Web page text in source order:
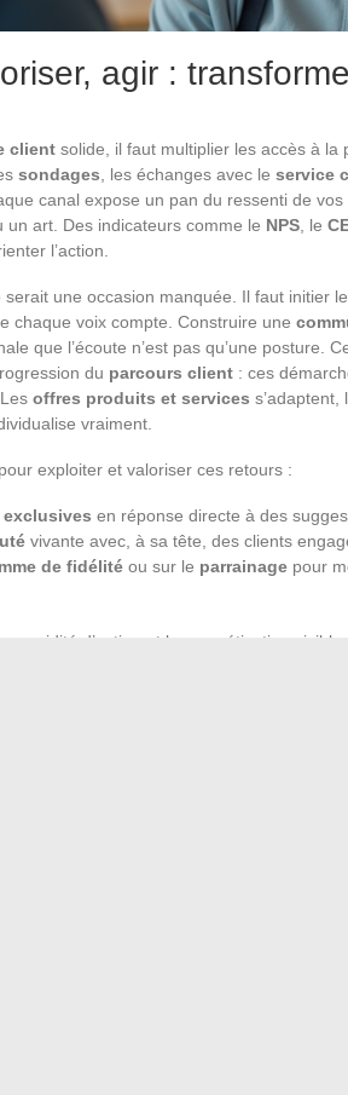
agir :
client solide, il faut multiplier les accès à la
sondages , les échanges avec le service
canal expose un pan du ressenti de
un art. Des indicateurs comme le NPS , le
l’action.
serait une occasion manquée. Il faut initier
chaque voix compte. Construire une
que l’écoute n’est pas qu’une posture.
du parcours client : ces
offres produits et services
vraiment.
exploiter et valoriser ces retours :
en réponse directe à des
vivante avec, à sa tête, des clients
de fidélité ou sur le parrainage pour
rapidité d’action et la concrétisation